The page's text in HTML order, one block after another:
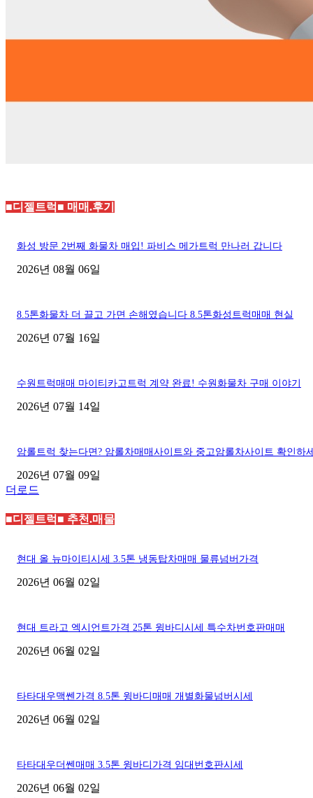
■디젤트럭■ 매매.후기
화성 방문 2번째 화물차 매입! 파비스 메가트럭 만나러 갑니다
2026년 08월 06일
8.5톤화물차 더 끌고 가면 손해였습니다 8.5톤화성트럭매매 현실
2026년 07월 16일
수원트럭매매 마이티카고트럭 계약 완료! 수원화물차 구매 이야기
2026년 07월 14일
암롤트럭 찾는다면? 암롤차매매사이트와 중고암롤차사이트 확인하
2026년 07월 09일
더로드
■디젤트럭■ 추천.매물
현대 올 뉴마이티시세 3.5톤 냉동탑차매매 물류넘버가격
2026년 06월 02일
현대 트라고 엑시언트가격 25톤 윙바디시세 특수차번호판매매
2026년 06월 02일
타타대우맥쎈가격 8.5톤 윙바디매매 개별화물넘버시세
2026년 06월 02일
타타대우더쎈매매 3.5톤 윙바디가격 임대번호판시세
2026년 06월 02일